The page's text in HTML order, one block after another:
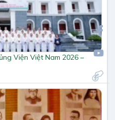
Viện Việt Nam 2026 –